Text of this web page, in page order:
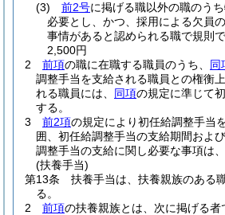
(3)
前2号に掲げる職以外の職のう
必要とし、かつ、採用による欠員
事情があると認められる職で規
2,500円
2
前項の職に在職する職員のうち、 同
調整手当を支給される職員との権衡
れる職員には、 同項の規定に準じて
する。
3
前2項の規定により初任給調整手当
囲、初任給調整手当の支給期間およ
調整手当の支給に関し必要な事項は、
(扶養手当)
第13条
扶養手当は、扶養親族のある
る。
2
前項の扶養親族とは、次に掲げる者